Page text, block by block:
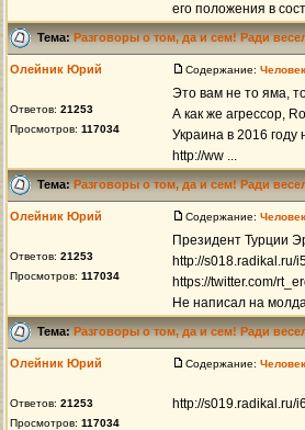
его положения в
Тема:Разговоры о том, да и сем! Ради
Олейник Юрий
Ответов: 21253
Просмотров: 117034
Содержание:
Это вам не то яма,
А как же агрессор,
Украина в 2016
http://ww ...
Тема:Разговоры о том, да и сем! Ради
Олейник Юрий
Ответов: 21253
Просмотров: 117034
Содержание:
Президент Турции
http://s018.radikal.ru/
https://twitter.com/
Не написал на
Тема:Разговоры о том, да и сем! Ради
Олейник Юрий
Ответов: 21253
Просмотров: 117034
Содержание:
http://s019.radikal.ru/